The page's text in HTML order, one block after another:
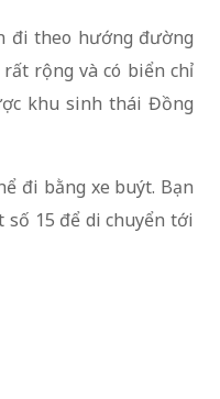
đi theo hướng đường
rộng và có biển chỉ
khu sinh thái Đồng
đi bằng xe buýt. Bạn
số 15 để di chuyển tới